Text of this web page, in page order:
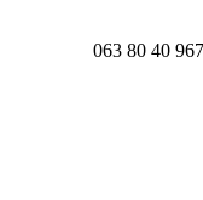
063 80 40 967